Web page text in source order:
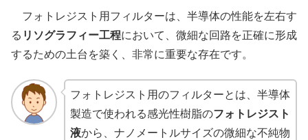
フォトレジスト用フィルターは、半導体の性能を左右す
る リソグラフィー工程において、微細な回路を正確に形成
するための土台を築く、非常に重要な存在です。
フォトレジスト用のフィルターとは、半導体
製造で使われる感光性樹脂のフォトレジスト
液から、ナノメートルサイズの微細な不純物